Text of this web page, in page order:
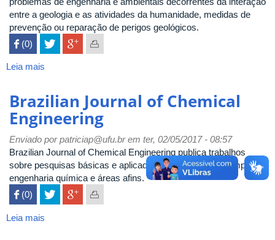
entre a geologia e as atividades da humanidade, medidas de
prevenção ou reparação de perigos geológicos.
 (0)
Leia mais
Engineering
Geology
the
Environment
Brazilian Journal of Chemical
Engineering
Enviado porpatriciap@ufu.brem ter, 02/05/2017 - 08:57
Brazilian Journal of Chemical Engineering publica trabalhos
sobre pesquisas básicas e aplicadas e inovações no campo da
engenharia química e áreas afins.
 (0)
Leia mais